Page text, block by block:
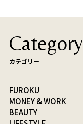
Category
カテゴリー
FUROKU
MONEY & WORK
BEAUTY